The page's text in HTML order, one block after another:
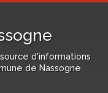
d'informations
de Nassogne